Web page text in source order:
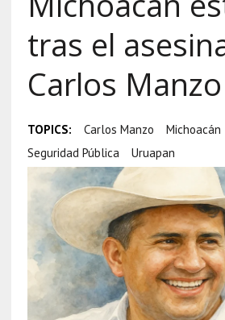
tras el
Carlos Manzo
TOPICS: Carlos Manzo Michoacán
Seguridad Pública
Uruapan